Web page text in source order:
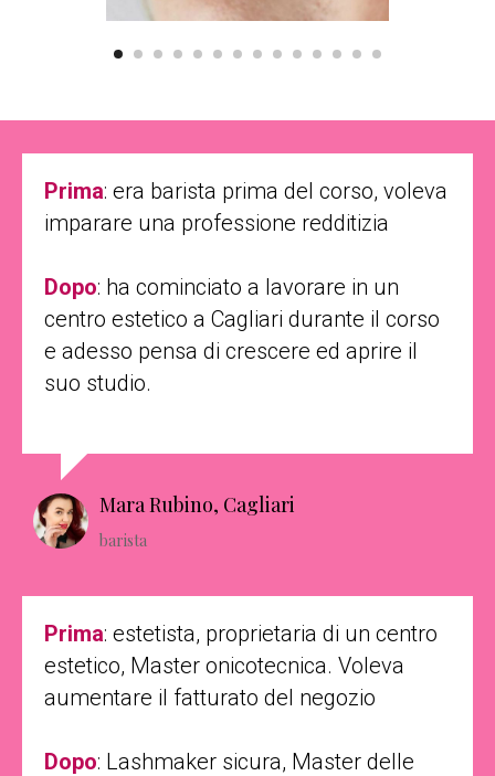
Prima: era barista prima del corso, voleva
imparare una professione redditizia
Dopo: ha cominciato a lavorare in un
centro estetico a Cagliari durante il corso
e adesso pensa di crescere ed aprire il
suo studio.
Mara Rubino, Cagliari
barista
Prima: estetista, proprietaria di un centro
estetico, Master onicotecnica. Voleva
aumentare il fatturato del negozio
Dopo: Lashmaker sicura, Master delle